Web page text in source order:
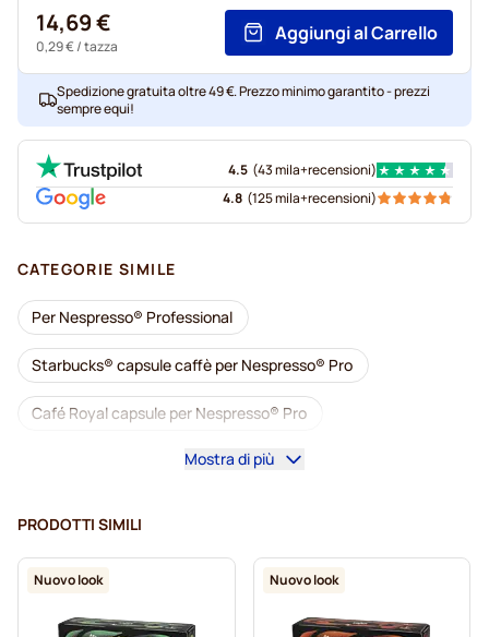
14,69 €
0,29 €/ tazza
Aggiungi al Carrello
Spedizione gratuita oltre 49 €. Prezzo minimo garantito - prezzi
sempre equi!
4.5 (43 mila+recensioni)
4.8 (125 mila+recensioni)
CATEGORIE SIMILE
Per Nespresso® Professional
Starbucks® capsule caffè per Nespresso® Pro
Café Royal capsule per Nespresso® Pro
Macchine da caffè per Nespresso® Professional
Caffè decaffeinato per Nespresso® Pro
Mostra di più
PRODOTTI SIMILI
Nuovo look Nuovo look